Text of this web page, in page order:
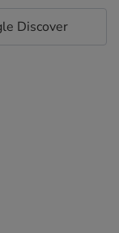
Discover